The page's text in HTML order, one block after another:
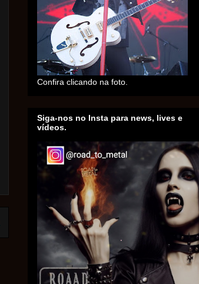
Confira clicando na foto.
Siga-nos no Insta para news, lives e
vídeos.